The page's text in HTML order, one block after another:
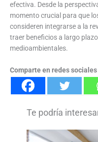
efectiva. Desde la
momento crucial para que
consideren integrarse a la
traer beneficios a largo
medioambientales.
Comparte en redes sociales